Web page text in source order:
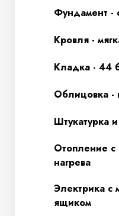
Фундамент -
Кровля -
Кладка - 44
Облицовка -
Штукатурка
Отопление с
нагрева
Электрика с
ящиком